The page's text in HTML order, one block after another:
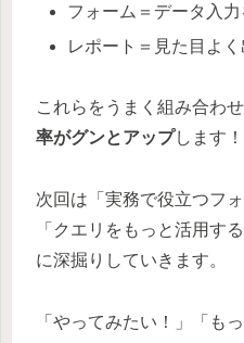
フォーム＝データ入力
レポート＝見た目よ
これらをうまく組み合わせ
率がグンとアップします！
次回は「実務で役立つフ
「クエリをもっと活用す
に深掘りしていきます。
「やってみたい！」「も